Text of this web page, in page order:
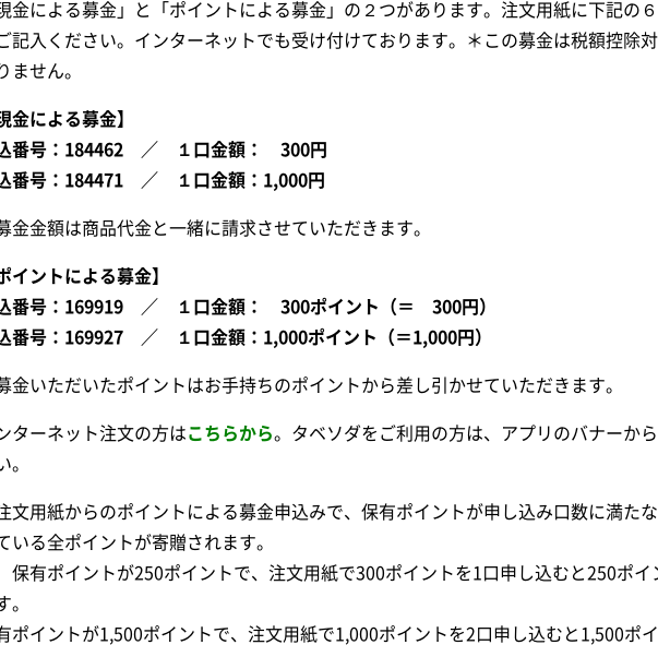
金による募金」と「ポイントによる募金」の２つがあります。注文用紙に下記の
記入ください。インターネットでも受け付けております。＊この募金は税額控除
ません。
金による募金】
番号：184462 ／ １口金額： 300円
番号：184471 ／ １口金額：1,000円
金金額は商品代金と一緒に請求させていただきます。
イントによる募金】
番号：169919 ／ １口金額： 300ポイント（＝ 300円）
番号：169927 ／ １口金額：1,000ポイント（＝1,000円）
金いただいたポイントはお手持ちのポイントから差し引かせていただきます。
ターネット注文の方はこちらから。タベソダをご利用の方は、アプリのバナーか
。
文用紙からのポイントによる募金申込みで、保有ポイントが申し込み口数に満た
いる全ポイントが寄贈されます。
保有ポイントが250ポイントで、注文用紙で300ポイントを1口申し込むと250ポイ
。
ポイントが1,500ポイントで、注文用紙で1,000ポイントを2口申し込むと1,500ポ